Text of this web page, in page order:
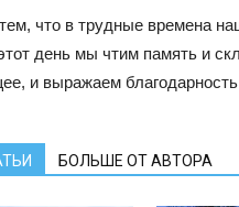
что в трудные времена
день мы чтим память и
и выражаем
БОЛЬШЕ ОТ АВТОРА